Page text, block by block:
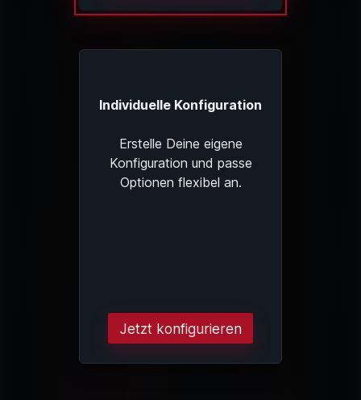
Individuelle Konfiguration
Erstelle Deine eigene
Konfiguration und passe
Optionen flexibel an.
Jetzt konfigurieren